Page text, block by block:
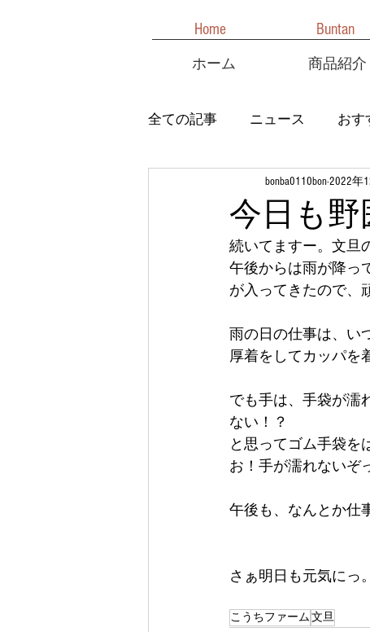
ホーム 商品紹介
Home Buntan
全ての記事 ニュース おす
今日も野
bonba0110bon2022年
続いてますー。文旦
午後からは雨が降っ
が入ってきたので、
雨の日の仕事は、い
厚着をしてカッパを
でも手は、手袋が濡
ない！？
と思ってゴム手袋を
お！手が濡れないぞ
午後も、なんとか仕
さぁ明日も元気にっ
こうちファーム文旦